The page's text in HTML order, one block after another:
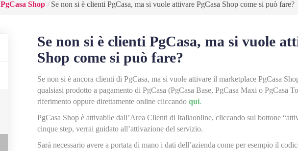
PgCasa Shop Se non si è clienti PgCasa, ma si vuole attivare PgCasa Shop come si può fare?
Se non si è clienti PgCasa, ma si vuole
Shop come si può fare?
Se non si è ancora clienti di PgCasa, ma si vuole attivare il marketplace PgCasa
qualsiasi prodotto a pagamento di PgCasa (PgCasa Base, PgCasa Maxi o PgCasa
riferimento oppure direttamente online cliccando qui.
PgCasa Shop è attivabile dall’Area Clienti di Italiaonline, cliccando sul bottone
cinque step, verrai guidato all’attivazione del servizio.
Sarà necessario avere a portata di mano i dati dell’azienda come per esempio il